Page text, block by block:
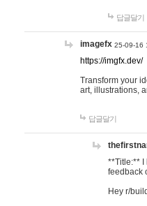
답글달기
imagefx 25-09-16
https://imgfx.dev/
Transform your
art, illustrations,
답글달기
**Title:** I
feedback
Hey r/